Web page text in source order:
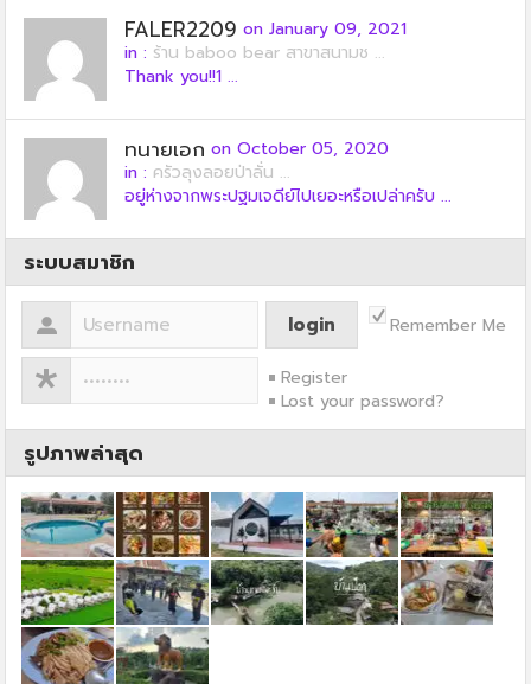
FALER2209 on January 09, 2021
in : ร้าน baboo bear สาขาสนามช ...
Thank you!!1 ...
ทนายเอก on October 05, 2020
in : ครัวลุงลอยป่าลั่น ...
อยู่ห่างจากพระปฐมเจดีย์ไปเยอะหรือเปล่าครับ ...
ระบบสมาชิก
Remember Me
Register
Lost your password?
รูปภาพล่าสุด